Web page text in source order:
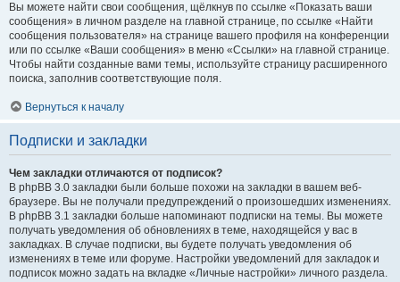
Вы можете найти свои сообщения, щёлкнув по ссылке «Показать ваши
сообщения» в личном разделе на главной странице, по ссылке «Найти
сообщения пользователя» на странице вашего профиля на конференции
или по ссылке «Ваши сообщения» в меню «Ссылки» на главной странице.
Чтобы найти созданные вами темы, используйте страницу расширенного
поиска, заполнив соответствующие поля.
Вернуться к началу
Подписки и закладки
Чем закладки отличаются от подписок?
В phpBB 3.0 закладки были больше похожи на закладки в вашем веб-
браузере. Вы не получали предупреждений о произошедших изменениях.
В phpBB 3.1 закладки больше напоминают подписки на темы. Вы можете
получать уведомления об обновлениях в теме, находящейся у вас в
закладках. В случае подписки, вы будете получать уведомления об
изменениях в теме или форуме. Настройки уведомлений для закладок и
подписок можно задать на вкладке «Личные настройки» личного раздела.